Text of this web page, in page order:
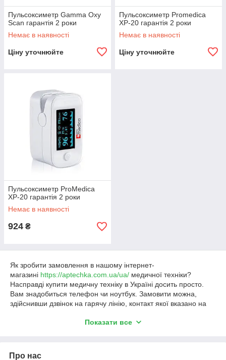
Популярні моделі приладів для
вимірювання сатурації
Пульсоксиметр ProMedica XP-20
Прилад для вимірювання кисню в крові комплектується
надійною прищіпкою. Точна діагностика всього за 8 секунд.
Можливість управління за допомогою всього однією
рідкокристалічним дисплеєм.
Пульсоксиметр Gamma Oxy
Scan гарантія 2 роки
Немає в наявності
Ціну уточнюйте
Пульсоксиметр Promedica
XP-20 гарантія 2 роки
Немає в наявності
Ціну уточнюйте
Пульсоксиметр ProMedica
XP-20 гарантія 2 роки
Немає в наявності
924 ₴
Як зробити замовлення в нашому інтернет-
магазині https://aptechka.com.ua/ua/ медичної техніки?
Насправді купити медичну техніку в Україні досить просто.
Вам знадобиться телефон чи ноутбук. Замовити можна,
здійснивши дзвінок на гарячу лінію, контакт якої вказано на
доступне онлайн. Для цього виконуйте такі кроки:
Показати все
Про нас